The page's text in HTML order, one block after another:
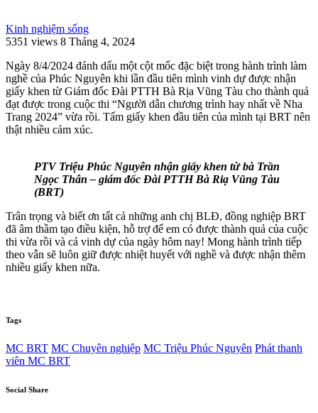
Kinh nghiệm sống
5351 views 8 Tháng 4, 2024
Ngày 8/4/2024 đánh dấu một cột mốc đặc biệt trong hành trình làm
nghề của Phúc Nguyên khi lần đầu tiên mình vinh dự được nhận
giấy khen từ Giám đốc Đài PTTH Bà Rịa Vũng Tàu cho thành quả
đạt được trong cuộc thi “Người dẫn chương trình hay nhất về Nha
Trang 2024” vừa rồi. Tấm giấy khen đầu tiên của mình tại BRT nên
thật nhiều cảm xúc.
PTV Triệu Phúc Nguyên nhận giấy khen từ bà Trần
Ngọc Thân – giám đốc Đài PTTH Bà Riạ Vũng Tàu
(BRT)
Trân trọng và biết ơn tất cả những anh chị BLĐ, đồng nghiệp BRT
đã âm thầm tạo điều kiện, hỗ trợ để em có được thành quả của cuộc
thi vừa rồi và cả vinh dự của ngày hôm nay! Mong hành trình tiếp
theo vẫn sẽ luôn giữ được nhiệt huyết với nghề và được nhận thêm
nhiều giấy khen nữa.
Tags
MC BRT MC Chuyên nghiệp MC Triệu Phúc Nguyên Phát thanh
viên MC BRT
Social Share